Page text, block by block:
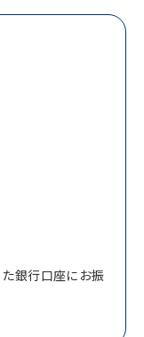
銀行口座にお振